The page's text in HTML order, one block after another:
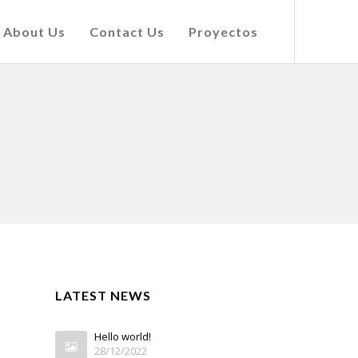
About Us Contact Us Proyectos
LATEST NEWS
Hello world!
28/12/2022